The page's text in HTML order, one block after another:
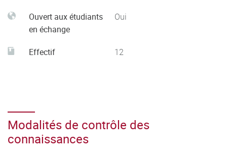
Ouvert aux étudiants
en échange
Oui
Effectif 12
Modalités de contrôle des
connaissances